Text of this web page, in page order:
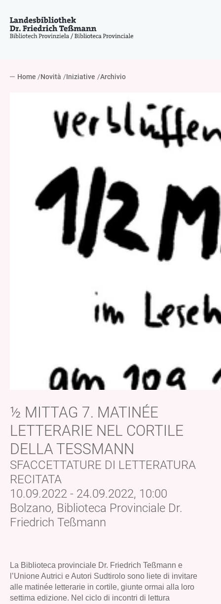
Home Novità Iniziative Archivio
½ MITTAG 7. MATINÉE
LETTERARIE NEL CORTILE
DELLA TESSMANN
SFACCETTATURE DI LETTERATURA
RECITATA
10.09.2022 - 24.09.2022, 10:00
Bolzano, Biblioteca Provinciale Dr.
Friedrich Teßmann
La Biblioteca provinciale Dr. Friedrich Teßmann e
l’Unione Autrici e Autori Sudtirolo sono liete di invitare
alle matinée letterarie in cortile, giunte ormai alla loro
settima edizione. Nel ciclo di incontri di lettura